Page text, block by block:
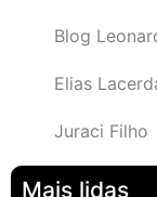
Blog
Elias
Juraci Filho
Mais lidas